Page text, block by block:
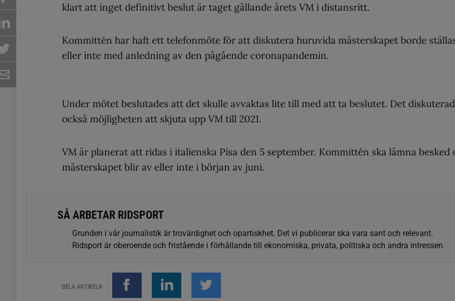
klart att inget definitivt beslut är taget gällande årets VM i distansritt.
Kommittén har haft ett telefonmöte för att diskutera huruvida mästerskapet borde
eller inte med anledning av den pågående coronapandemin.
Under mötet beslutades att det skulle avvaktas lite till med att ta beslutet. Det
också möjligheten att skjuta upp VM till 2021.
VM är planerat att ridas i italienska Pisa den 5 september. Kommittén ska lämna besked
mästerskapet blir av eller inte i början av juni.
SÅ ARBETAR RIDSPORT
Grunden i vår journalistik är trovärdighet och opartiskhet. Det vi publicerar ska vara sant och relevant.
Ridsport är oberoende och fristående i förhållande till ekonomiska, privata, politiska och andra intressen.
DELA ARTIKELN